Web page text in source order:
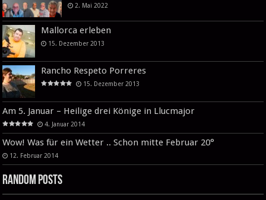
2. Mai 2022
Mallorca erleben
15. Dezember 2013
Rancho Respeto Porreres
15. Dezember 2013
Am 5. Januar – Heilige drei Könige in Llucmajor
4. Januar 2014
Wow! Was für ein Wetter .. Schon mitte Februar 20°
12. Februar 2014
Random Posts